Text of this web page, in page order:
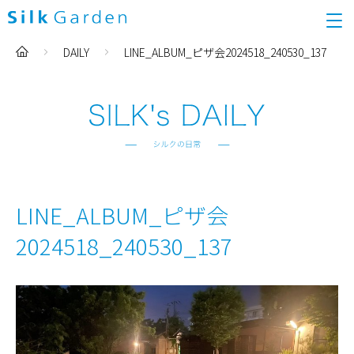
DAILY LINE_ALBUM_ピザ会2024518_240530_137
LINE_ALBUM_ピザ会
2024518_240530_137